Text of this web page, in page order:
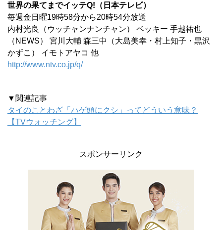
世界の果てまでイッテQ!（日本テレビ）
毎週金日曜19時58分から20時54分放送
内村光良（ウッチャンナンチャン） ベッキー 手越祐也
（NEWS） 宮川大輔 森三中（大島美幸・村上知子・黒沢
かずこ） イモトアヤコ 他
http://www.ntv.co.jp/q/
▼関連記事
タイのことわざ「ハゲ頭にクシ」ってどういう意味？
【TVウォッチング】
スポンサーリンク